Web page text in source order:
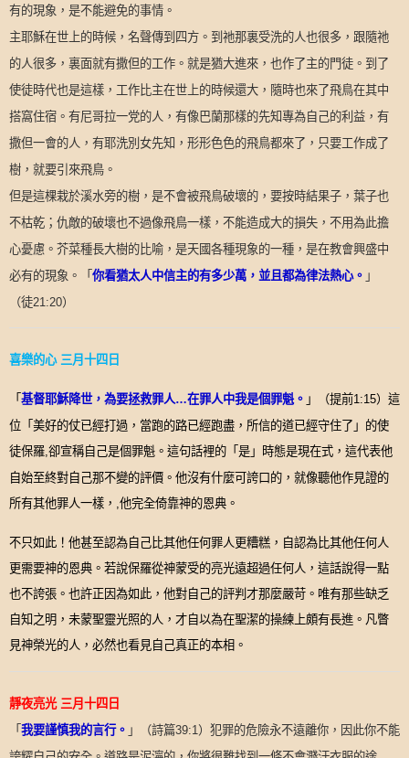
有的現象，是不能避免的事情。
主耶穌在世上的時候，名聲傳到四方。到祂那裏受洗的人也很多，跟隨祂
的人很多，裏面就有撒但的工作。就是猶大進來，也作了主的門徒。到了
使徒時代也是這樣，工作比主在世上的時候還大，隨時也來了飛鳥在其中
搭窩住宿。有尼哥拉一党的人，有像巴蘭那樣的先知專為自己的利益，有
撒但一會的人，有耶洗別女先知，形形色色的飛鳥都來了，只要工作成了
樹，就要引來飛鳥。
但是這棵栽於溪水旁的樹，是不會被飛鳥破壞的，要按時結果子，葉子也
不枯乾；仇敵的破壞也不過像飛鳥一樣，不能造成大的損失，不用為此擔
心憂慮。芥菜種長大樹的比喻，是天國各種現象的一種，是在教會興盛中
必有的現象。
「你看猶太人中信主的有多少萬，並且都為律法熱心。 」
（徒21:20）
喜樂的心 三月十四日
「 基督耶穌降世，為要拯救罪人…在罪人中我是個罪魁。 」（提前1:15） 這
位「美好的仗已經打過，當跑的路已經跑盡，所信的道已經守住了」的使
徒保羅,卻宣稱自己是個罪魁。這句話裡的「是」時態是現在式，這代表他
自始至終對自己那不變的評價。他沒有什麼可誇口的，就像聽他作見證的
所有其他罪人一樣， ,他完全倚靠神的恩典。
不只如此！他甚至認為自己比其他任何罪人更糟糕，自認為比其他任何人
更需要神的恩典。若說保羅從神蒙受的亮光遠超過任何人，這話說得一點
也不誇張。也許正因為如此，他對自己的評判才那麼嚴苛。唯有那些缺乏
自知之明，未蒙聖靈光照的人，才自以為在聖潔的操練上頗有長進。凡瞥
見神榮光的人，必然也看見自己真正的本相。
靜夜亮光 三月十四日
「 我要謹慎我的言行。 」 （詩篇39:1）犯罪的危險永不遠離你，因此你不能